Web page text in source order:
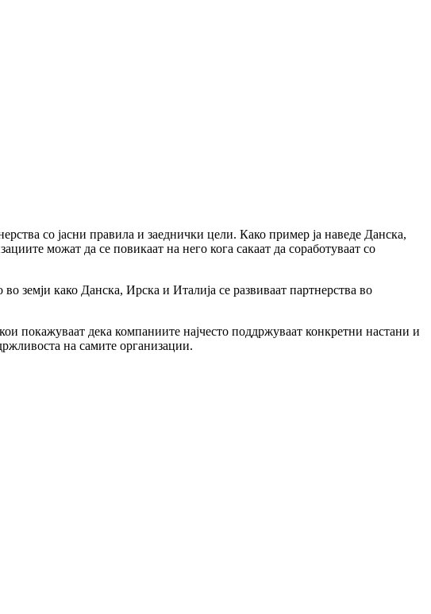
со јасни правила и заеднички цели. Како пример ја наведе Данска,
можат да се повикаат на него кога сакаат да соработуваат со
земји како Данска, Ирска и Италија се развиваат партнерства во
покажуваат дека компаниите најчесто поддржуваат конкретни настани и
на самите организации.